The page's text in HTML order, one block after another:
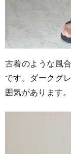
古着のような風
です。ダークグ
囲気があります。